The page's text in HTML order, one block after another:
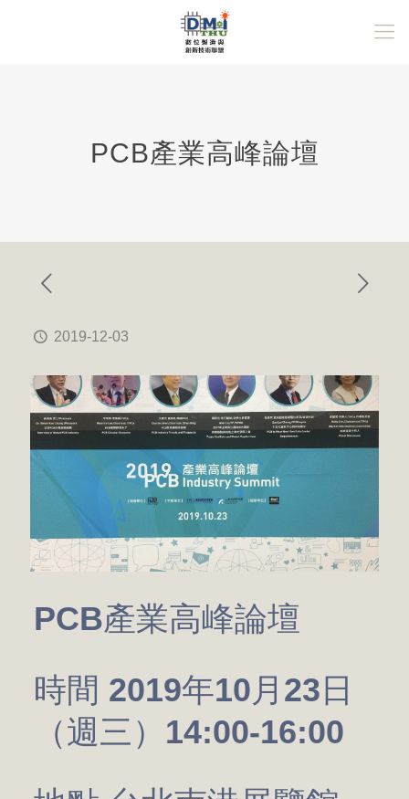
PCB產業高峰論壇
2019-12-03
PCB產業高峰論壇
時間 2019年10月23日
（週三）14:00-16:00